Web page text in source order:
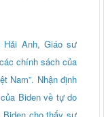
Hải Anh, Giáo sư
chính sách của
Nam”. Nhận định
Biden về tự do